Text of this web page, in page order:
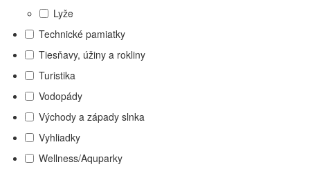
Lyže
Technické pamiatky
Tiesňavy, úžiny a rokliny
Turistika
Vodopády
Východy a západy slnka
Vyhliadky
Wellness/Aquparky